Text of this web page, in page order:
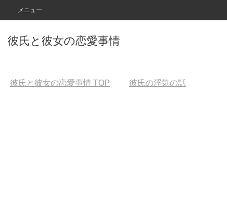
彼氏と彼女の恋愛事情
メニュー
彼氏と彼女の恋愛事情 TOP 彼氏の浮気の話